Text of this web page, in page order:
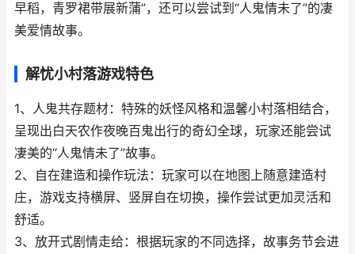
早稻，青罗裙带展新蒲”，还可以尝试到“人鬼情未了”的凄
美爱情故事。
解忧小村落游戏特色
1、人鬼共存题材：特殊的妖怪风格和温馨小村落相结合，
呈现出白天农作夜晚百鬼出行的奇幻全球，玩家还能尝试
凄美的“人鬼情未了”故事。
2、自在建造和操作玩法：玩家可以在地图上随意建造村
庄，游戏支持横屏、竖屏自在切换，操作尝试更加灵活和
舒适。
3、放开式剧情走给：根据玩家的不同选择，故事务节会进